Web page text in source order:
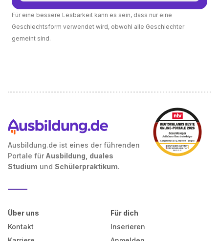
Für eine bessere Lesbarkeit kann es sein, dass nur eine
Geschlechtsform verwendet wird, obwohl alle Geschlechter
gemeint sind.
Ausbildung.de ist eines der führenden
Portale für Ausbildung, duales
Studium und Schülerpraktikum.
Über uns
Kontakt
Für dich
Inserieren